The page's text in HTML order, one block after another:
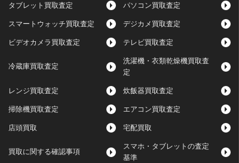
タブレット買取査定 パソコン買取査定
スマートウォッチ買取査定 デジカメ買取査定
ビデオカメラ買取査定 テレビ買取査定
冷蔵庫買取査定
洗濯機・衣類乾燥機買取査
定
レンジ買取査定 炊飯器買取査定
掃除機買取査定 エアコン買取査定
店頭買取 宅配買取
買取に関する確認事項
スマホ・タブレットの査定
基準